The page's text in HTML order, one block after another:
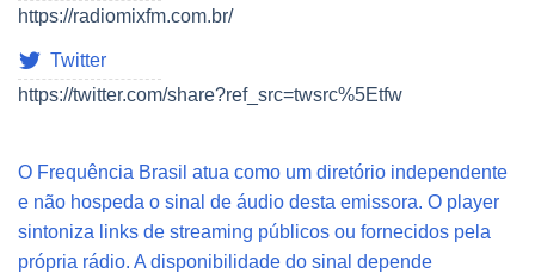
https://radiomixfm.com.br/
Twitter
https://twitter.com/share?ref_src=twsrc%5Etfw
O Frequência Brasil atua como um diretório independente
e não hospeda o sinal de áudio desta emissora. O player
sintoniza links de streaming públicos ou fornecidos pela
própria rádio. A disponibilidade do sinal depende